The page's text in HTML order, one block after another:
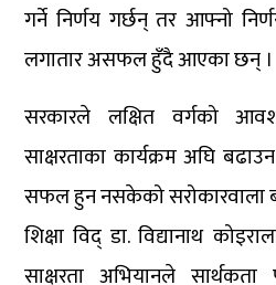
गर्ने निर्णय गर्छन् तर आफ्नो
लगातार असफल हुँदै आएका छन् ।
सरकारले लक्षित वर्गको
साक्षरताका कार्यक्रम अघि
सफल हुन नसकेको सरोकारवाला
शिक्षा विद् डा. विद्यानाथ
साक्षरता अभियानले